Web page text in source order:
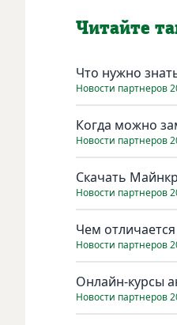
Читайте
Что нужно
Новости партнеров
Когда можно
Новости партнеров
Скачать
Новости партнеров
Чем
Новости партнеров
Онлайн-курсы
Новости партнеров